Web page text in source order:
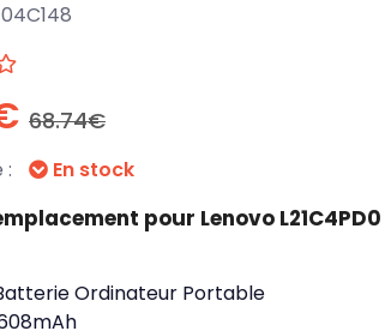
68.74€
: En stock
pour Lenovo L21C4PD0
Ordinateur Portable